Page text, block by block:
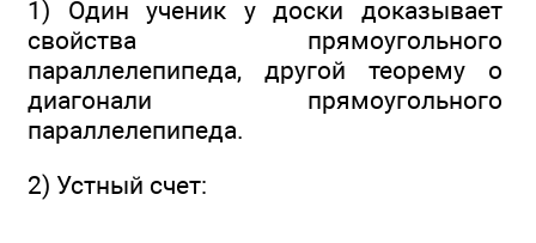
1) Один ученик у доски доказывает
свойства прямоугольного
параллелепипеда, другой теорему о
диагонали прямоугольного
параллелепипеда.
2) Устный счет: